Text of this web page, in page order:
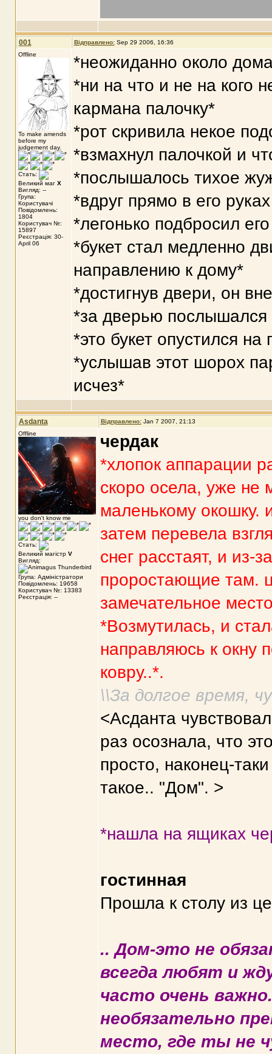
001 Відправлено: Sep 29 2006, 16:36
Offline
To make amends
before my
judgement day.
Стать:
Великий маг X
Вигляд: --
Група:
Користувачі
Повідомлень:
1804
Користувач №:
15897
Реєстрація: 30-
April 06
*неожиданно около
*ни на что и не на кого
кармана палочку*
*рот скривила некое
*взмахнул палочкой и
*послышалось тихое
*вдруг прямо в его
*легонько подбросил
*букет стал медленно
направлению к дому*
*достигнув двери, он
*за дверью послышался
*это букет опустился
*услышав этот шорох
исчез*
Asdanta Відправлено: Jan 7 2007, 21:13
Offline
you don't know me
Стать:
Великий магістр V
Вигляд:
Група: Адміністратори
Повідомлень: 19658
Користувач №: 13383
Реєстрація: --
чердак
*хлопок аппарации
скоро осела, уже
маленькому окошку.
затем перевела
снег расстаят, и из-
проростающие там.
замечательное
*Возмутилась, и
направляюсь к окну
ковру..*.
\\За долгое время,
<Асданта
раз осознала, что
просто, наконец-
такое.. "Дом". >
*нашла на ящиках
гостинная
Прошла к столу из
.. Дом-это не
всегда любят и
часто очень
необязательно
место, где ты не